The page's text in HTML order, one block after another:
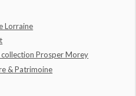
Lorraine
collection Prosper Morey
& Patrimoine